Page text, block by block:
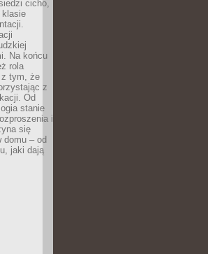
cicho,
klasie
Na końcu
rola
z tym, że
z
Od
stanie
i
się
domu – od
jaki dają